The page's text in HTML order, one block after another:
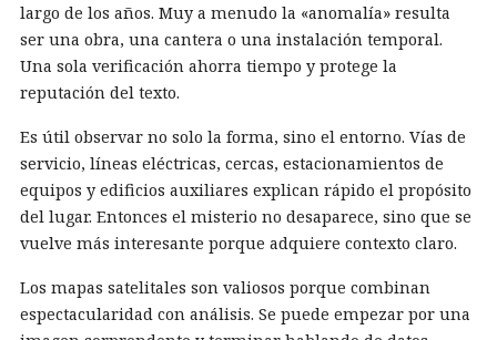
largo de los años. Muy a menudo la «anomalía» resulta
ser una obra, una cantera o una instalación temporal.
Una sola verificación ahorra tiempo y protege la
reputación del texto.
Es útil observar no solo la forma, sino el entorno. Vías de
servicio, líneas eléctricas, cercas, estacionamientos de
equipos y edificios auxiliares explican rápido el propósito
del lugar. Entonces el misterio no desaparece, sino que se
vuelve más interesante porque adquiere contexto claro.
Los mapas satelitales son valiosos porque combinan
espectacularidad con análisis. Se puede empezar por una